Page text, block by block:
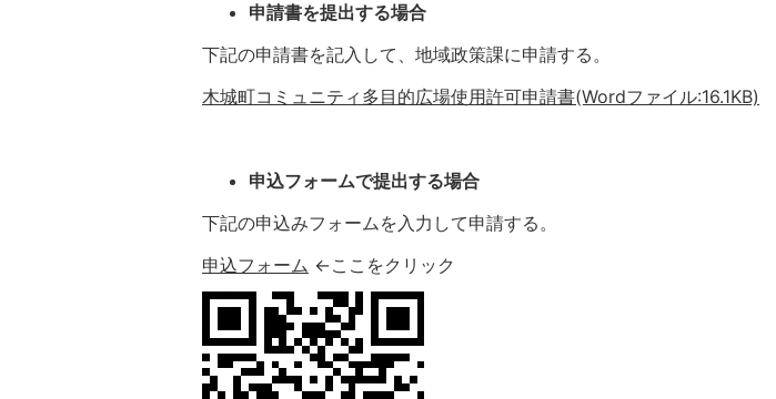
申請書を提出する場合
下記の申請書を記入して、地域政策課に申請する。
木城町コミュニティ多目的広場使用許可申請書(Wordファイル:16.1KB)
申込フォームで提出する場合
下記の申込みフォームを入力して申請する。
申込フォーム ←ここをクリック